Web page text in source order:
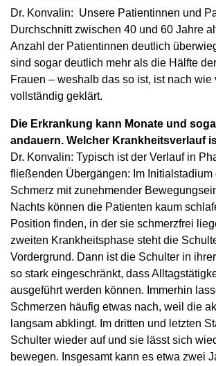
Dr. Konvalin: Unsere Patientinnen und
Durchschnitt zwischen 40 und 60 Jahre
Anzahl der Patientinnen deutlich
sind sogar deutlich mehr als die Hälfte
Frauen – weshalb das so ist, ist nach wie
vollständig geklärt.
Die Erkrankung kann Monate und
andauern. Welcher Krankheitsverlauf
Dr. Konvalin: Typisch ist der Verlauf in
fließenden Übergängen: Im Initialstadium
Schmerz mit zunehmender
Nachts können die Patienten kaum
Position finden, in der sie schmerzfrei
zweiten Krankheitsphase steht die
Vordergrund. Dann ist die Schulter in
so stark eingeschränkt, dass
ausgeführt werden können. Immerhin
Schmerzen häufig etwas nach, weil die
langsam abklingt. Im dritten und letzten
Schulter wieder auf und sie lässt sich
bewegen. Insgesamt kann es etwa zwei